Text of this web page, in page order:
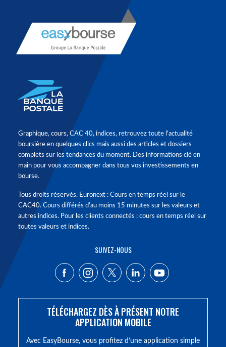
Graphique, cours, CAC 40, indices, retrouvez toute l'actualité
boursière en quelques clics mais aussi des articles et dossiers
complets sur les tendances du moment. Des informations clé en
main pour vous accompagner dans tous vos investissements en
bourse.
Tous droits réservés. Euronext : Cours en temps réel sur le
CAC40. Cours différés d'au moins 15 minutes sur les valeurs et
autres indices. Pour les clients connectés : cours en temps réel sur
toutes valeurs et indices.
SUIVEZ-NOUS
TÉLÉCHARGEZ DÈS À PRÉSENT NOTRE
APPLICATION MOBILE
Avec EasyBourse, vous profitez d’une application simple